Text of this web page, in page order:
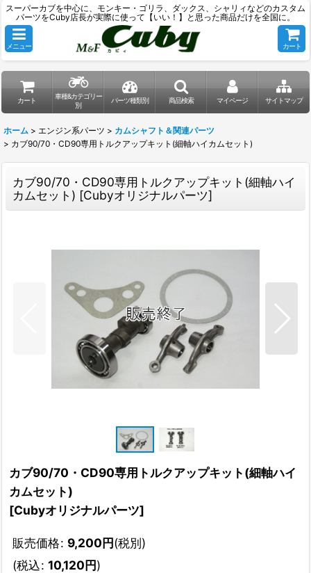
スーパーカブを中心に、モンキー・ゴリラ、ダックス、シャリィなどのカスタム
パーツをCuby店長が実際に使って【いい！】と思った商品だけを全国に。
メニュー カート
カート
車種&カテゴリー
別
パーツ種類別 商品検索 マイページ サイトマップ
ホーム > エンジン系パーツ > カムシャフト＆関連パーツ
> カブ90/70・CD90専用トルクアップキット(細軸ハイカムセット)
カブ90/70・CD90専用トルクアップキット(細軸ハイ
カムセット) [Cubyオリジナルパーツ]
カブ90/70・CD90専用トルクアップキット(細軸ハイ
カムセット)
[Cubyオリジナルパーツ]
販売価格: 9,200円(税別)
(税込: 10,120円)